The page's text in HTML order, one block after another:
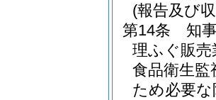
(報告及び
第14条
知
理ふぐ販
食品衛生
ため必要